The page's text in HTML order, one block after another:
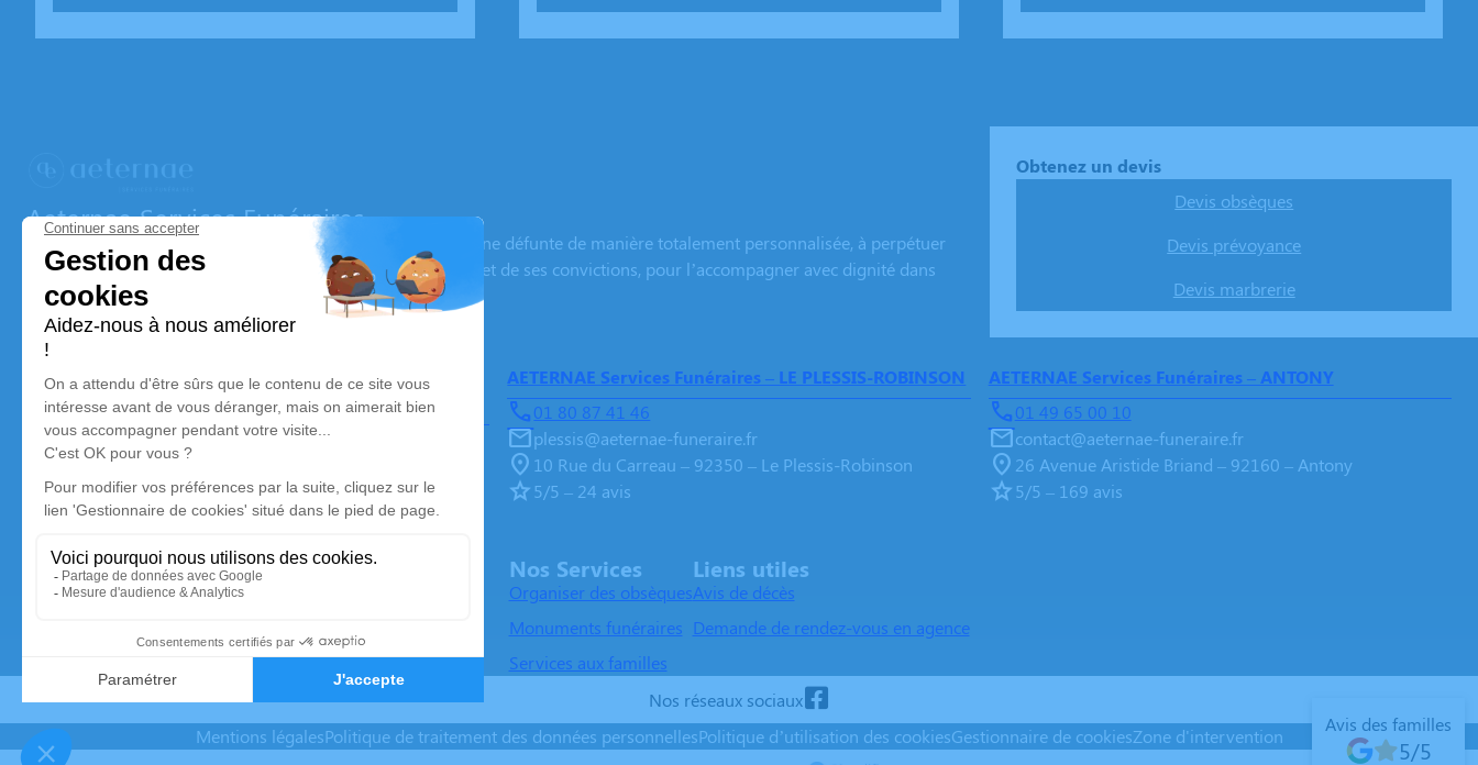
Avis des familles
5/5
Aeternae Services Funéraires
Nos équipes vous aident à honorer la mémoire de la personne défunte de manière totalement personnalisée, à perpétuer
son souvenir dans le respect de ses volontés, de ses valeurs et de ses convictions, pour l’accompagner avec dignité dans
son dernier voyage.
Obtenez un devis
Devis obsèques
Devis prévoyance
Devis marbrerie
Nos agences
AETERNAE Services Funéraires – VERRIERES-LE-
BUISSON
01 49 65 00 11
verrieres@aeternae-funeraire.fr
18 Rue d'Estienne d'Orves – 91370 – Verrières-le-
Buisson
AETERNAE Services Funéraires – LE PLESSIS-ROBINSON
01 80 87 41 46
plessis@aeternae-funeraire.fr
10 Rue du Carreau – 92350 – Le Plessis-Robinson
5/5 – 24 avis
AETERNAE Services Funéraires – ANTONY
01 49 65 00 10
contact@aeternae-funeraire.fr
26 Avenue Aristide Briand – 92160 – Antony
5/5 – 169 avis
Nos Services
Organiser des obsèques
Monuments funéraires
Services aux familles
Liens utiles
Avis de décès
Demande de rendez-vous en agence
Nos réseaux sociaux
Mentions légalesPolitique de traitement des données personnellesPolitique d’utilisation des cookiesGestionnaire de cookiesZone d'intervention